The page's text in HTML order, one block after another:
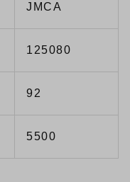
JMCA
125080
92
5500